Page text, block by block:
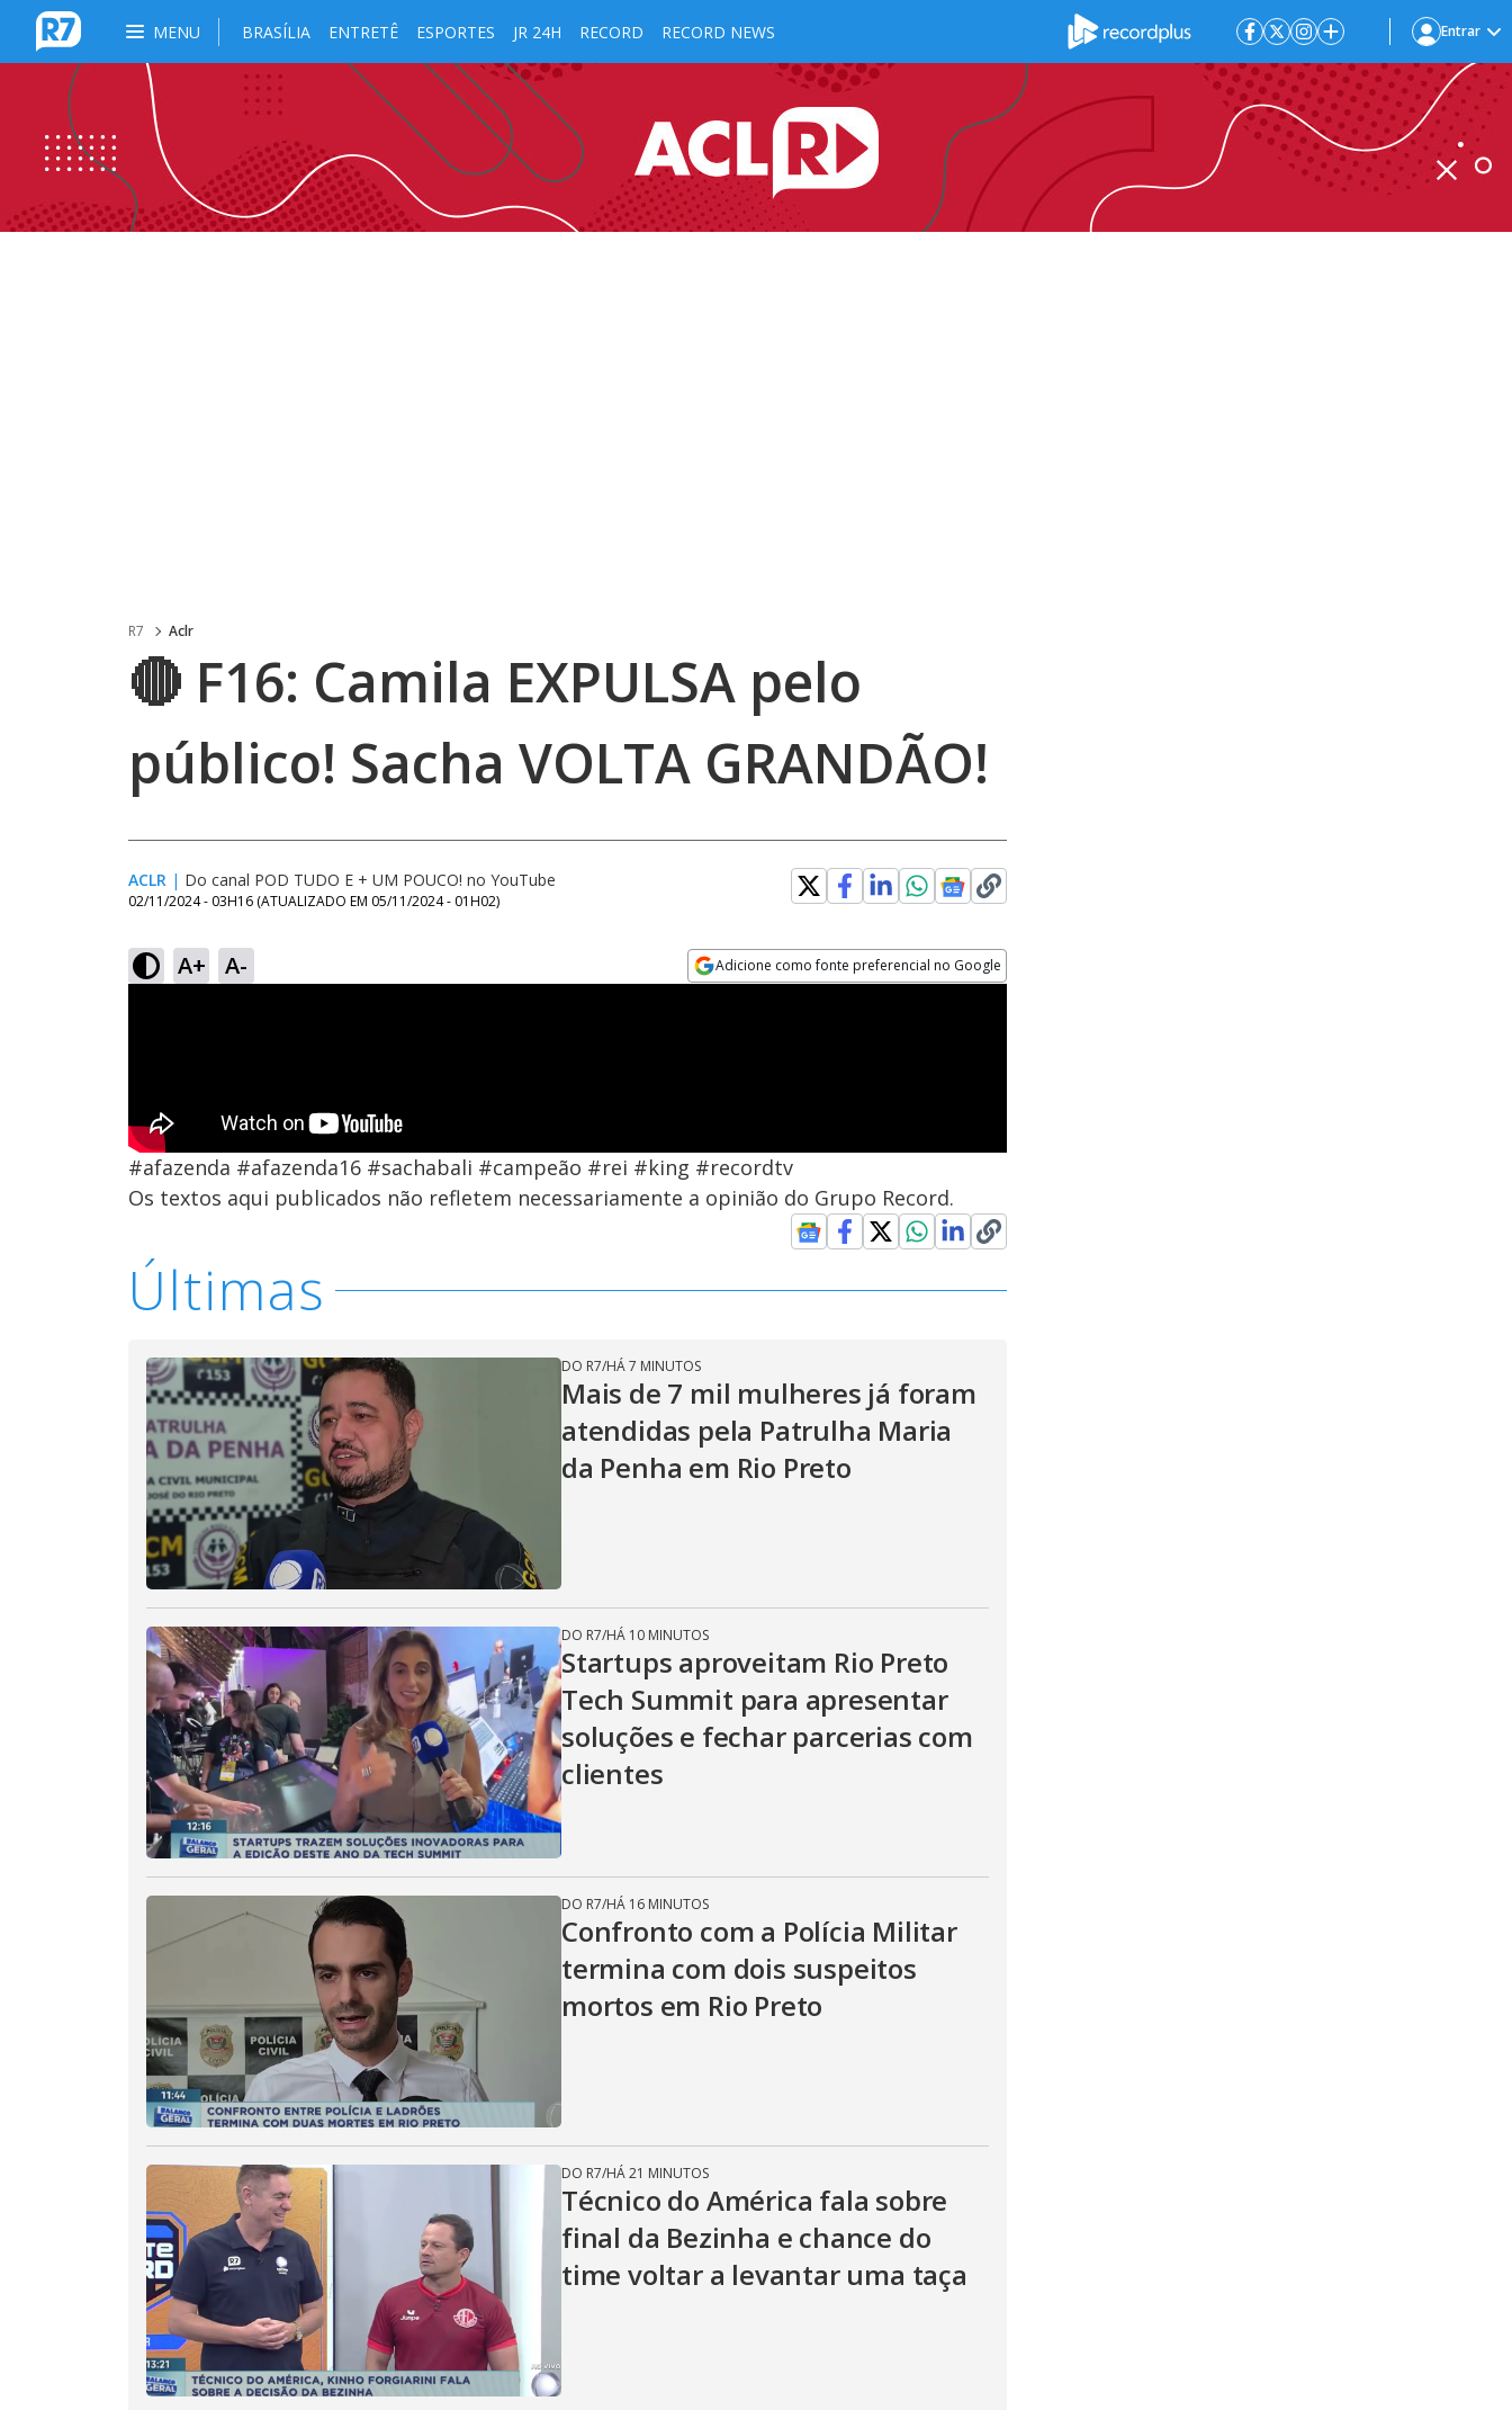
MENU BRASÍLIA ENTRETÊ ESPORTES JR 24H RECORD RECORD NEWS Entrar
R7 Aclr
🔴 F16: Camila EXPULSA pelo
público! Sacha VOLTA GRANDÃO!
ACLR | Do canal POD TUDO E + UM POUCO! no YouTube
02/11/2024 - 03H16 (ATUALIZADO EM 05/11/2024 - 01H02)
A+ A- Adicione como fonte preferencial no Google
#afazenda #afazenda16 #sachabali #campeão #rei #king #recordtv
Os textos aqui publicados não refletem necessariamente a opinião do Grupo Record.
Últimas
DO R7/HÁ 7 MINUTOS
Mais de 7 mil mulheres já foram
atendidas pela Patrulha Maria
da Penha em Rio Preto
DO R7/HÁ 10 MINUTOS
Startups aproveitam Rio Preto
Tech Summit para apresentar
soluções e fechar parcerias com
clientes
DO R7/HÁ 16 MINUTOS
Confronto com a Polícia Militar
termina com dois suspeitos
mortos em Rio Preto
DO R7/HÁ 21 MINUTOS
Técnico do América fala sobre
final da Bezinha e chance do
time voltar a levantar uma taça